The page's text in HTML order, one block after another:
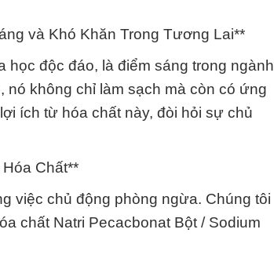
và Khó Khăn Trong Tương Lai**
học độc đáo, là điểm sáng trong ngành
không chỉ làm sạch mà còn có ứng
ích từ hóa chất này, đòi hỏi sự chủ
Chất**
việc chủ động phòng ngừa. Chúng tôi
chất Natri Pecacbonat Bột / Sodium